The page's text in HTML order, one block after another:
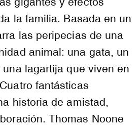
la familia. Basada en un
las peripecias de una
animal: una gata, un
lagartija que viven en
fantásticas
historia de amistad,
Thomas Noone